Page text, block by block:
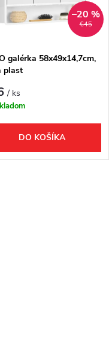
€45
–20 %
galérka 58x49x14,7cm,
plast
/ ks
DO KOŠÍKA